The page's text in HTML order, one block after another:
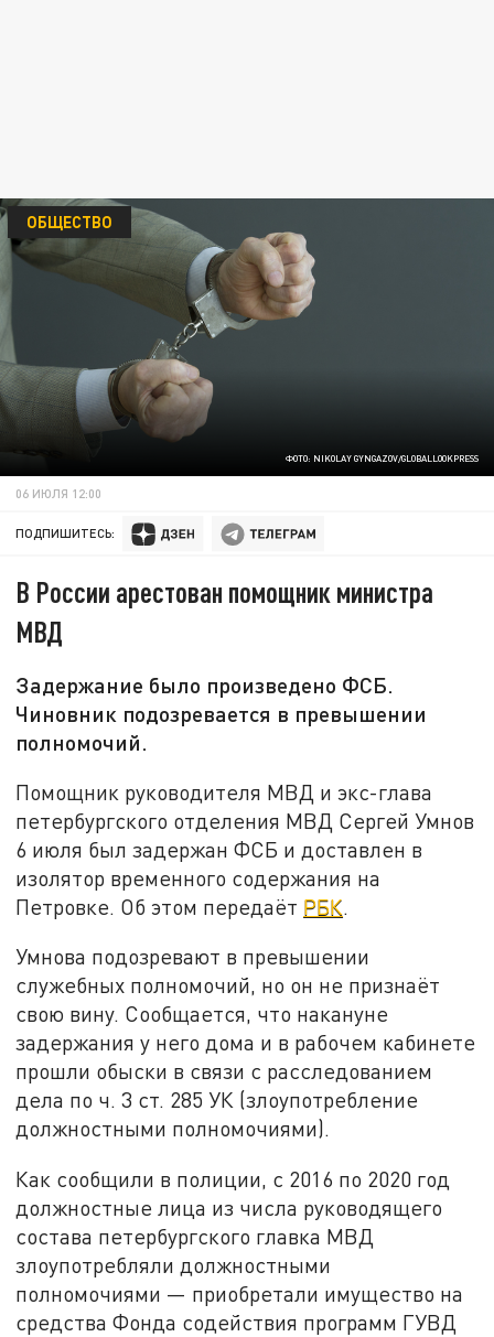
ФОТО: NIKOLAY GYNGAZOV/GLOBALLOOKPRESS
ОБЩЕСТВО
06 ИЮЛЯ 12:00
ПОДПИШИТЕСЬ:
В России арестован помощник министра
МВД
Задержание было произведено ФСБ.
Чиновник подозревается в превышении
полномочий.
Помощник руководителя МВД и экс-глава
петербургского отделения МВД Сергей Умнов
6 июля был задержан ФСБ и доставлен в
изолятор временного содержания на
Петровке. Об этом передаёт РБК.
Умнова подозревают в превышении
служебных полномочий, но он не признаёт
свою вину. Сообщается, что накануне
задержания у него дома и в рабочем кабинете
прошли обыски в связи с расследованием
дела по ч. 3 ст. 285 УК (злоупотребление
должностными полномочиями).
Как сообщили в полиции, с 2016 по 2020 год
должностные лица из числа руководящего
состава петербургского главка МВД
злоупотребляли должностными
полномочиями — приобретали имущество на
средства Фонда содействия программ ГУВД